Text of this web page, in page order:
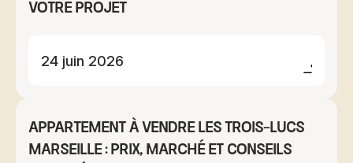
votre projet
24 juin 2026
Appartement à vendre Les Trois-Lucs
Marseille : prix, marché et conseils